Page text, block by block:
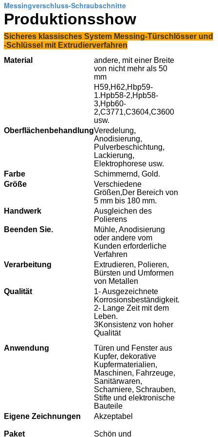
Messingverschluss-Schraubschnitte
Produktionsshow
Sicheres klassisches System Messing-Türschlösser und
-Schlüssel mit Extrudierverfahren
Material
andere, mit einer Breite
von nicht mehr als 50
mm
H59,H62,Hbp59-
1.Hpb58-2,Hpb58-
3,Hpb60-
2,C3771,C3604,C3600
usw.
OberflächenbehandlungVeredelung,
Anodisierung,
Pulverbeschichtung,
Lackierung,
Elektrophorese usw.
Farbe
Schimmernd, Gold.
Größe
Verschiedene
Größen,Der Bereich von
5 mm bis 180 mm.
Handwerk
Ausgleichen des
Polierens
Beenden Sie.
Mühle, Anodisierung
oder andere vom
Kunden erforderliche
Verfahren
Verarbeitung
Extrudieren, Polieren,
Bürsten und Umformen
von Metallen
Qualität
1- Ausgezeichnete
Korrosionsbeständigkeit.
2- Lange Zeit mit dem
Leben.
3Konsistenz von hoher
Qualität
Anwendung
Türen und Fenster aus
Kupfer, dekorative
Kupfermaterialien,
Maschinen, Fahrzeuge,
Sanitärwaren,
Scharniere, Schrauben,
Stifte und elektronische
Bauteile
Eigene Zeichnungen
Akzeptabel
Paket Schön und